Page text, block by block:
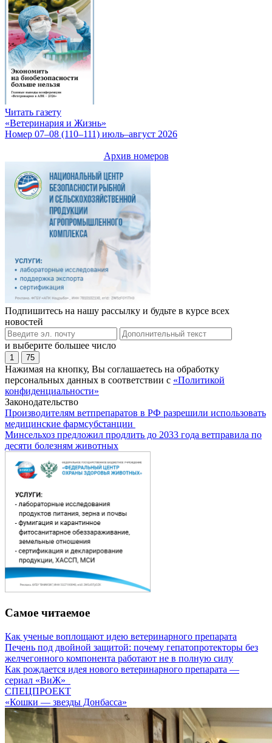
Читать газету
«Ветеринария и Жизнь»
Номер 07–08 (110–111) июль–август 2026
Архив номеров
Подпишитесь на нашу рассылку и будьте в курсе всех
новостей
и выберите большее число
1 75
Нажимая на кнопку, Вы соглашаетесь на обработку
персональных данных в соответствии с «Политикой
конфиденциальности»
Законодательство
Производителям ветпрепаратов в РФ разрешили использовать
медицинские фармсубстанции
Минсельхоз предложил продлить до 2033 года ветправила по
десяти болезням животных
Самое читаемое
Как ученые воплощают идею ветеринарного препарата
Печень под двойной защитой: почему гепатопротекторы без
желчегонного компонента работают не в полную силу
Как рождается идея нового ветеринарного препарата —
сериал «ВиЖ»
СПЕЦПРОЕКТ
«Кошки — звезды Донбасса»